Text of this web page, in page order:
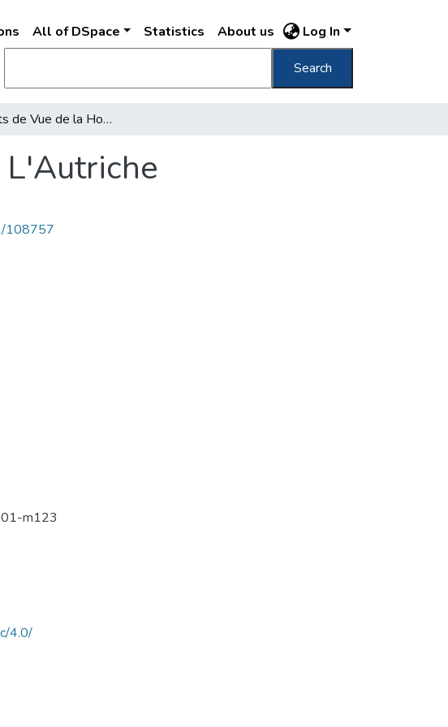
All of DSpace Statistics About us Log In
Search
Les points de Vue de la Hongrie et de L'Autriche
L'Autriche
108757
m123
4.0/